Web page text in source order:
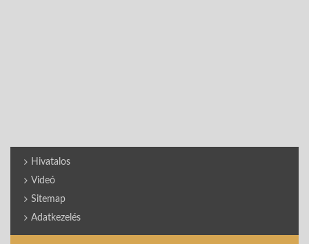
Hivatalos
Videó
Sitemap
Adatkezelés